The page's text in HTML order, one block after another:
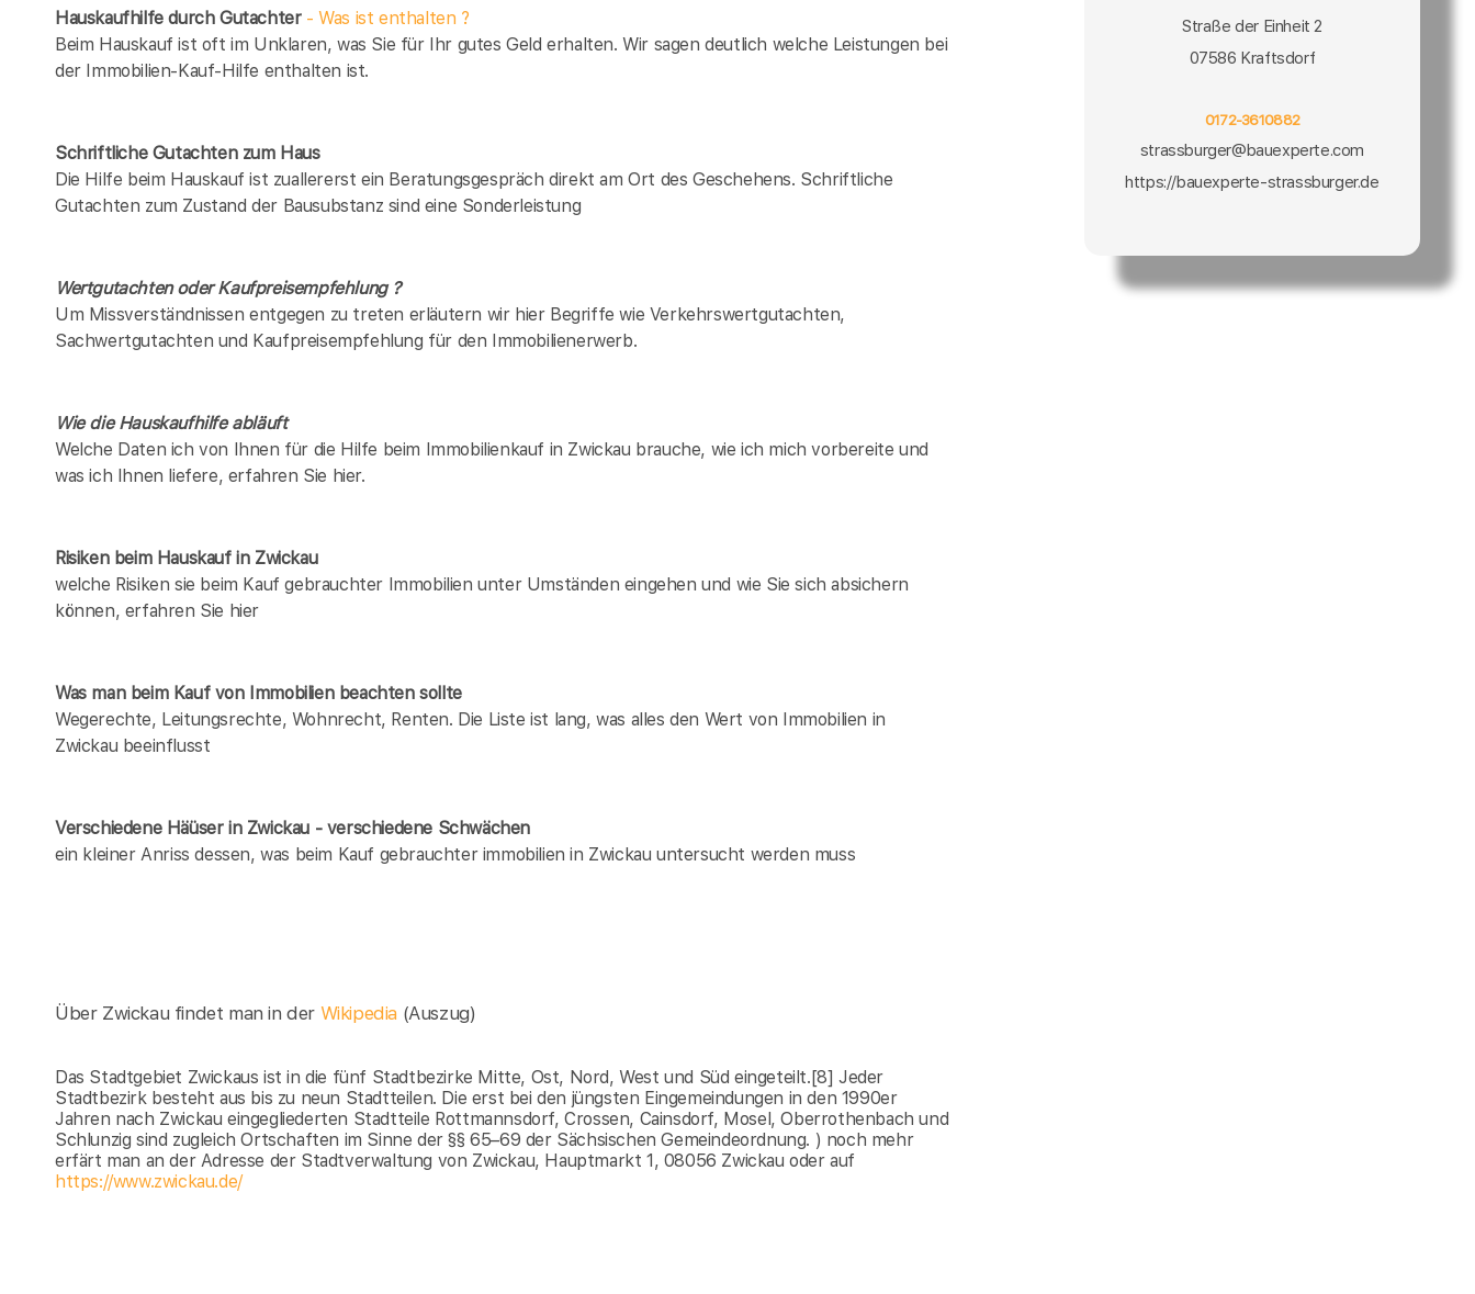
Hauskaufhilfe durch Gutachter- Was ist enthalten ?
Beim Hauskauf ist oft im Unklaren, was Sie für Ihr gutes Geld erhalten. Wir sagen deutlich welche Leistungen bei
der Immobilien-Kauf-Hilfe enthalten ist.
Schriftliche Gutachten zum Haus
Die Hilfe beim Hauskauf ist zuallererst ein Beratungsgespräch direkt am Ort des Geschehens. Schriftliche
Gutachten zum Zustand der Bausubstanz sind eine Sonderleistung
Wertgutachten oder Kaufpreisempfehlung ?
Um Missverständnissen entgegen zu treten erläutern wir hier Begriffe wie Verkehrswertgutachten,
Sachwertgutachten und Kaufpreisempfehlung für den Immobilienerwerb.
Wie die Hauskaufhilfe abläuft
Welche Daten ich von Ihnen für die Hilfe beim Immobilienkauf in Zwickau brauche, wie ich mich vorbereite und
was ich Ihnen liefere, erfahren Sie hier.
Risiken beim Hauskaufin Zwickau
welche Risiken sie beim Kauf gebrauchter Immobilien unter Umständen eingehen und wie Sie sich absichern
können, erfahren Sie hier
Was man beim Kauf von Immobilien beachten sollte
Wegerechte, Leitungsrechte, Wohnrecht, Renten. Die Liste ist lang, was alles den Wert von Immobilien in
Zwickau beeinflusst
Verschiedene Häüser in Zwickau - verschiedene Schwächen
ein kleiner Anriss dessen, was beim Kauf gebrauchter immobilien in Zwickau untersucht werden muss
Über Zwickau findet man in der Wikipedia (Auszug)
Das Stadtgebiet Zwickaus ist in die fünf Stadtbezirke Mitte, Ost, Nord, West und Süd eingeteilt.[8] Jeder
Stadtbezirk besteht aus bis zu neun Stadtteilen. Die erst bei den jüngsten Eingemeindungen in den 1990er
Jahren nach Zwickau eingegliederten Stadtteile Rottmannsdorf, Crossen, Cainsdorf, Mosel, Oberrothenbach und
Schlunzig sind zugleich Ortschaften im Sinne der §§ 65–69 der Sächsischen Gemeindeordnung. ) noch mehr
erfärt man an der Adresse der Stadtverwaltung von Zwickau, Hauptmarkt 1, 08056 Zwickau oder auf
https://www.zwickau.de/
Straße der Einheit 2
07586 Kraftsdorf
0172-3610882
strassburger@bauexperte.com
https://bauexperte-strassburger.de